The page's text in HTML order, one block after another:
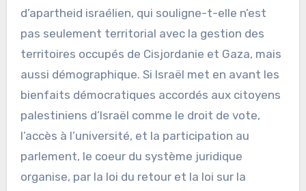
d’apartheid israélien, qui souligne-t-elle n’est
pas seulement territorial avec la gestion des
territoires occupés de Cisjordanie et Gaza, mais
aussi démographique. Si Israël met en avant les
bienfaits démocratiques accordés aux citoyens
palestiniens d’Israël comme le droit de vote,
l’accès à l’université, et la participation au
parlement, le coeur du système juridique
organise, par la loi du retour et la loi sur la